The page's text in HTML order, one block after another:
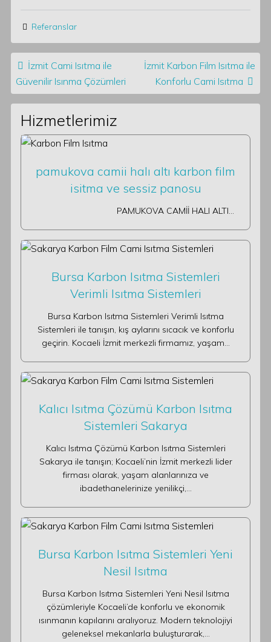
Referanslar
Post navigation
İzmit Cami Isıtma ile
Güvenilir Isınma Çözümleri
İzmit Karbon Film Isıtma ile
Konforlu Cami Isıtma
Hizmetlerimiz
pamukova camii halı altı karbon film
isitma ve sessiz panosu
PAMUKOVA CAMİİ HALI ALTI…
Bursa Karbon Isıtma Sistemleri
Verimli Isıtma Sistemleri
Bursa Karbon Isıtma Sistemleri Verimli Isıtma
Sistemleri ile tanışın, kış aylarını sıcacık ve konforlu
geçirin. Kocaeli İzmit merkezli firmamız, yaşam…
Kalıcı Isıtma Çözümü Karbon Isıtma
Sistemleri Sakarya
Kalıcı Isıtma Çözümü Karbon Isıtma Sistemleri
Sakarya ile tanışın; Kocaeli’nin İzmit merkezli lider
firması olarak, yaşam alanlarınıza ve
ibadethanelerinize yenilikçi,…
Bursa Karbon Isıtma Sistemleri Yeni
Nesil Isıtma
Bursa Karbon Isıtma Sistemleri Yeni Nesil Isıtma
çözümleriyle Kocaeli’de konforlu ve ekonomik
ısınmanın kapılarını aralıyoruz. Modern teknolojiyi
geleneksel mekanlarla buluşturarak,…